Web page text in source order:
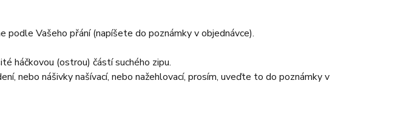
podle Vašeho přání (napíšete do poznámky v objednávce).
háčkovou (ostrou) částí suchého zipu.
nebo nášivky našívací, nebo nažehlovací, prosím, uveďte to do poznámky v